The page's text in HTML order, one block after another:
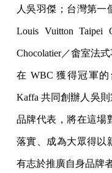
人吳羽傑；台灣第一
Louis Vuitton
Chocolatier／畬室法
在 WBC 獲得冠軍
Kaffa 共同創辦人吳
品牌代表，將在這場
落實、成為大眾得以
有志於推廣自身品牌者